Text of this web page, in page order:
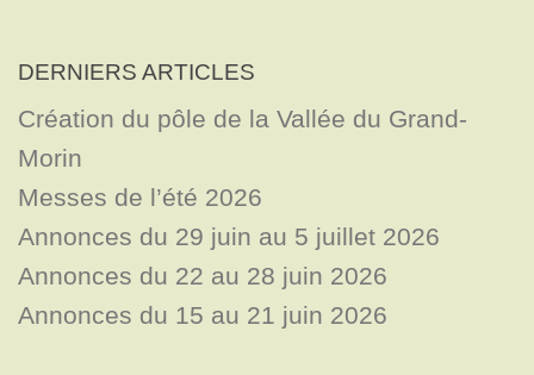
DERNIERS ARTICLES
Création du pôle de la Vallée du Grand-
Morin
Messes de l’été 2026
Annonces du 29 juin au 5 juillet 2026
Annonces du 22 au 28 juin 2026
Annonces du 15 au 21 juin 2026